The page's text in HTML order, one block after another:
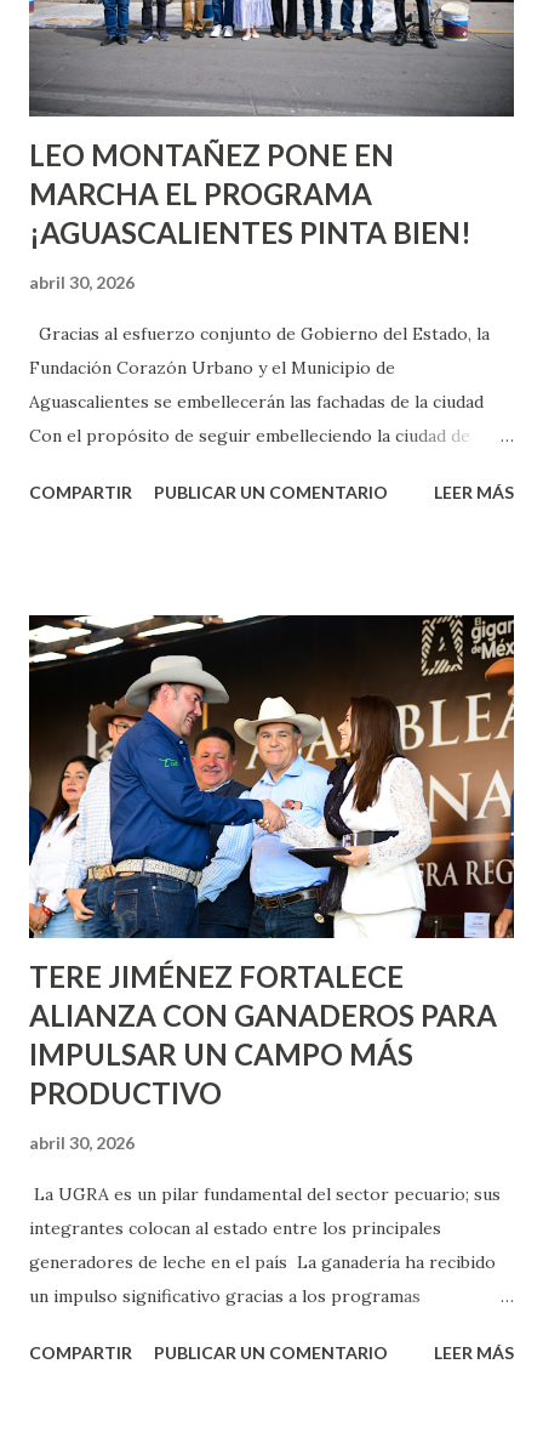
experimentarlo, pero como cualquier persona con
experiencia te dirá, siempre es mejor cuando ambas partes
son suficientemen...
LEO MONTAÑEZ PONE EN
MARCHA EL PROGRAMA
¡AGUASCALIENTES PINTA BIEN!
abril 30, 2026
Gracias al esfuerzo conjunto de Gobierno del Estado, la
Fundación Corazón Urbano y el Municipio de
Aguascalientes se embellecerán las fachadas de la ciudad
Con el propósito de seguir embelleciendo la ciudad de
municipal, Leo Montañez dio inicio al programa
Corazón Urbano y el Municipio capital. Leo Montañez
informó que en este programa se usarán cerca de 90 mil
metros cuadrados de pintura, para dar inicio en la calle
Nieto, entre Jesús F. Elizondo y la calle 22 de Octubre, con
lo que se aplicará pintura en 66 casas. Posteriormente se
llevará este programa a Villas de Nuestra Señora de la
Asunción, Avenida Alameda y Decreto 27 de Septiembre, en
los edificios FOVISSSTE Ojo de Agua, en la comunidad
Norias de Paso Hondo y en los edificios de...
COMPARTIR PUBLICAR UN COMENTARIO LEER MÁS
TERE JIMÉNEZ FORTALECE
ALIANZA CON GANADEROS PARA
IMPULSAR UN CAMPO MÁS
PRODUCTIVO
abril 30, 2026
La UGRA es un pilar fundamental del sector pecuario; sus
integrantes colocan al estado entre los principales
generadores de leche en el país La ganadería ha recibido
un impulso significativo gracias a los programas
muestra de su respaldo firme y decidido al campo, la
COMPARTIR PUBLICAR UN COMENTARIO LEER MÁS